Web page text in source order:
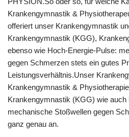
Krankengymnastik &
offeriert unser Krankengymnastik
Krankengymnastik (KGG),
ebenso wie Hoch-Energie-Pulse:
gegen Schmerzen stets ein gutes
Leistungsverhältnis.Unser
Krankengymnastik &
Krankengymnastik (KGG) wie auch
mechanische Stoßwellen gegen
ganz genau an.